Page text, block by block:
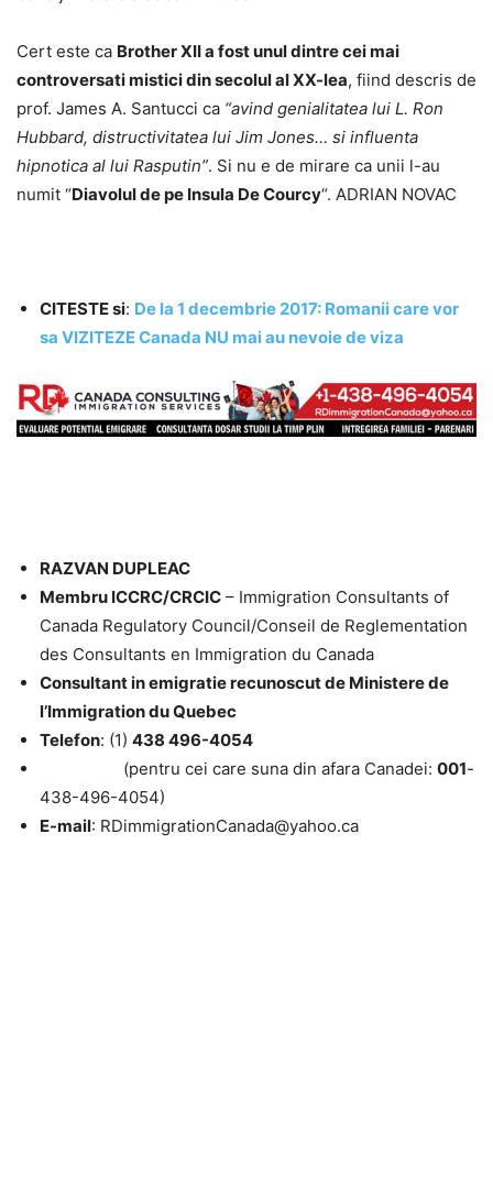
Cert este ca Brother XII a fost unul dintre cei mai
controversati mistici din secolul al XX-lea, fiind descris de
prof. James A. Santucci ca “avind genialitatea lui L. Ron
Hubbard, distructivitatea lui Jim Jones… si influenta
hipnotica al lui Rasputin”. Si nu e de mirare ca unii l-au
numit “Diavolul de pe Insula De Courcy“. ADRIAN NOVAC
CITESTE si: De la 1 decembrie 2017: Romanii care vor
sa VIZITEZE Canada NU mai au nevoie de viza
RAZVAN DUPLEAC
Membru ICCRC/CRCIC – Immigration Consultants of
Canada Regulatory Council/Conseil de Reglementation
des Consultants en Immigration du Canada
Consultant in emigratie recunoscut de Ministere de
l’Immigration du Quebec
Telefon: (1) 438 496-4054
(pentru cei care suna din afara Canadei: 001-
438-496-4054)
E-mail: RDimmigrationCanada@yahoo.ca